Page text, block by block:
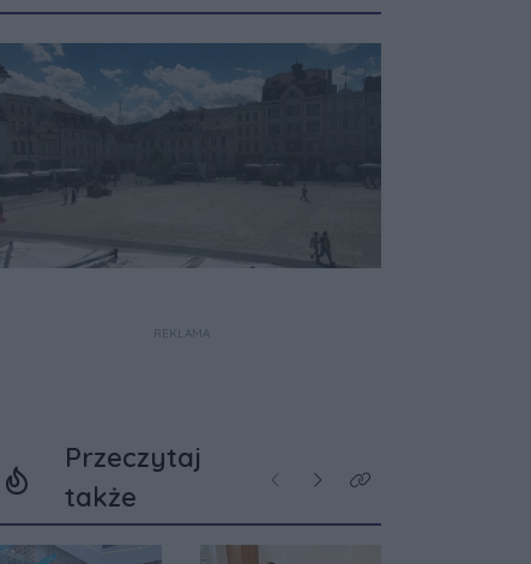
REKLAMA
Przeczytaj
także
Poprzednie
NastępneKliknij aby zobaczyć